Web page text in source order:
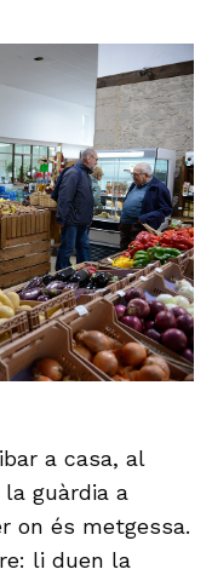
a casa, al
guàrdia a
on és metgessa.
li duen la